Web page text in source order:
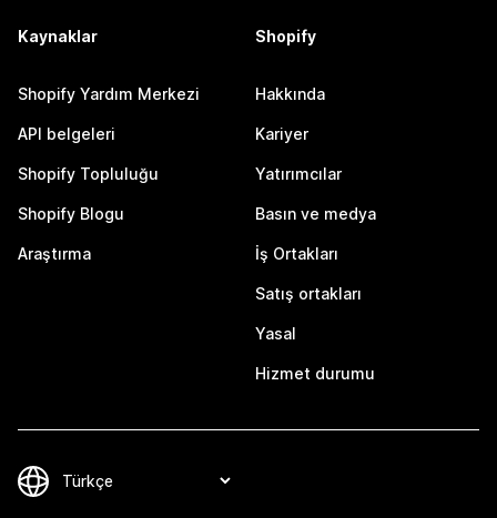
Kaynaklar
Shopify Yardım Merkezi
API belgeleri
Shopify Topluluğu
Shopify Blogu
Araştırma
Shopify
Hakkında
Kariyer
Yatırımcılar
Basın ve medya
İş Ortakları
Satış ortakları
Yasal
Hizmet durumu